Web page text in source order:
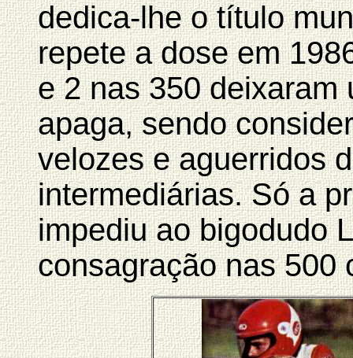
dedica-lhe o título
repete a dose em
e 2 nas 350 deixaram
apaga, sendo
velozes e aguerridos
intermediárias. Só a
impediu ao bigodudo
consagração nas 500